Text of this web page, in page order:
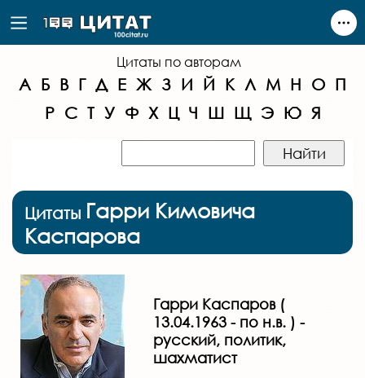
Цитаты по авторам
А Б В Г Д Е Ж З И Й К Л М Н О П
Р С Т У Ф Х Ц Ч Ш Щ Э Ю Я
Цитаты Гарри Кимовича
Каспарова
Гарри Каспаров (
13.04.1963 - по н.в. ) -
русский, политик,
шахматист